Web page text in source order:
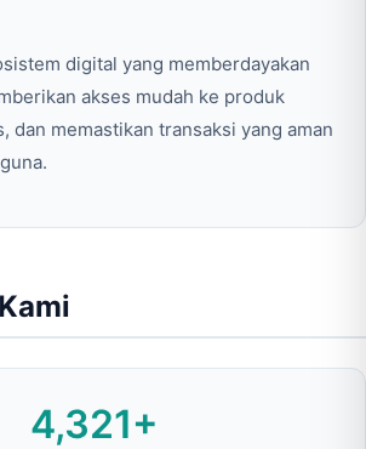
digital yang memberdayakan
akses mudah ke produk
dan memastikan transaksi yang aman
4,321+